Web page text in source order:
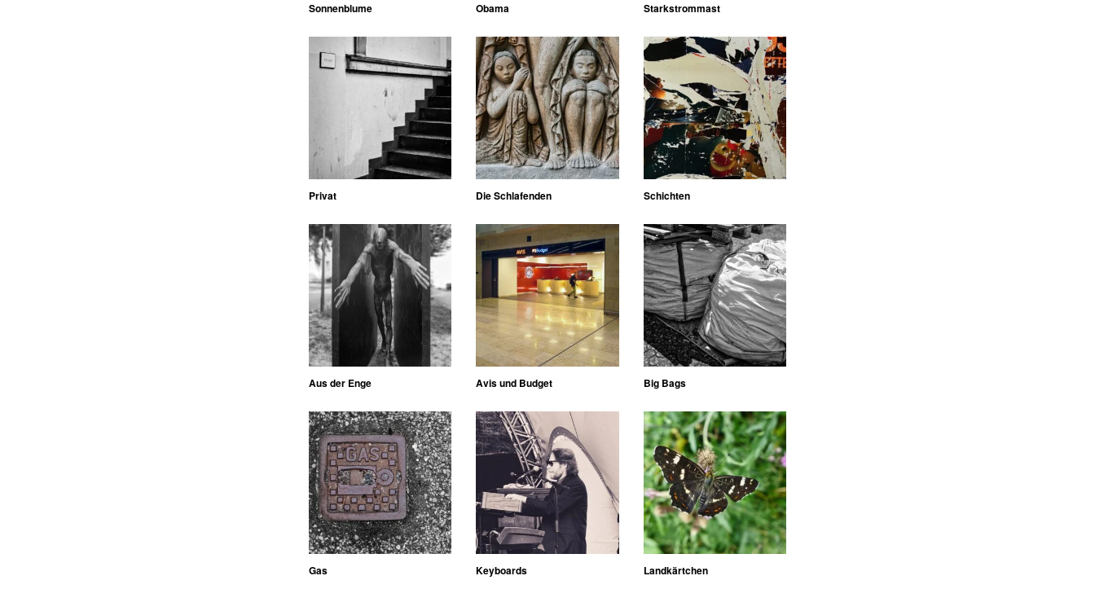
Sonnenblume Obama Starkstrommast
Privat Die Schlafenden Schichten
Aus der Enge Avis und Budget Big Bags
Gas Keyboards Landkärtchen